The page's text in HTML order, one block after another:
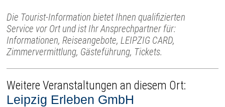
Die Tourist-Information bietet Ihnen qualifizierten
Service vor Ort und ist Ihr Ansprechpartner für:
Informationen, Reiseangebote, LEIPZIG CARD,
Zimmervermittlung, Gästeführung, Tickets.
Weitere Veranstaltungen an diesem Ort:
Leipzig Erleben GmbH